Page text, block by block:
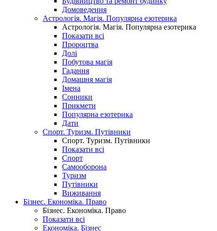
Домоведення
Астрологія. Магія. Популярна езотерика
Астрологія. Магія. Популярна езотерика
Показати всі
Пророцтва
Долі
Побутова магія
Гадання
Домашня магія
Імена
Сонники
Прикмети
Популярна езотерика
Дати
Спорт. Туризм. Путівники
Спорт. Туризм. Путівники
Показати всі
Спорт
Самооборона
Туризм
Путівники
Виживання
Бізнес. Економіка. Право
Бізнес. Економіка. Право
Показати всі
Економіка. Бізнес